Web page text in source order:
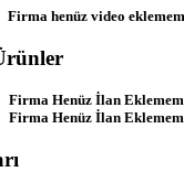
Firma henüz video
Firma Henüz İlan
Firma Henüz İlan